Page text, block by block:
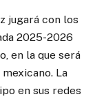
jugará con los
2025-2026
en la que será
La
en sus redes